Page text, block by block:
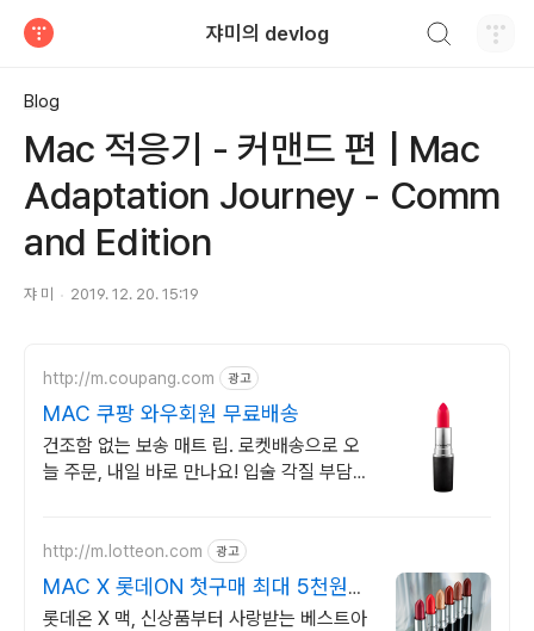
쟈미의 devlog
Blog
Mac 적응기 - 커맨드 편 | Mac
Adaptation Journey - Comm
and Edition
쟈 미 2019. 12. 20. 15:19
http://m.coupang.com 광고
MAC 쿠팡 와우회원 무료배송
건조함 없는 보송 매트 립. 로켓배송으로 오
늘 주문, 내일 바로 만나요! 입술 각질 부담
http://m.lotteon.com 광고
MAC X 롯데ON 첫구매 최대 5천원
혜택!
롯데온 X 맥, 신상품부터 사랑받는 베스트아